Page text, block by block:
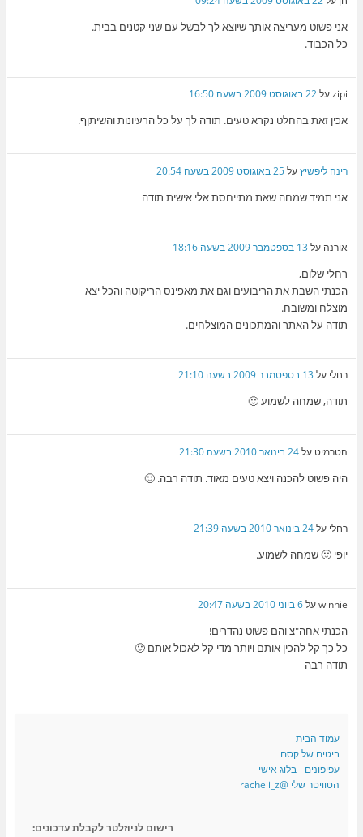
אני פשוט מעריצה אותך שיוצא לך לבשל עם שני קטנים בבית.
כל הכבוד.
zipiעל22 באוגוסט 2009 בשעה 16:50
אכין זאת בהחלט נקרא טעים. תודה לך על כל הרעיונות והשיתןף.
רינה ליפשיץעל25 באוגוסט 2009 בשעה 20:54
אני תמיד שמחה שאת מתייחסת אלי אישית תודה
אורנה על 13 בספטמבר 2009 בשעה 18:16
רחלי שלום,
הכנתי השבת את הריבועים וגם את מאפינס הריקוטה והכל יצא
מוצלח ומשובח.
תודה על האתר והמתכונים המוצלחים.
רחלי על 13 בספטמבר 2009 בשעה 21:10
תודה, שמחה לשמוע 🙂
הטרמיט על24 בינואר 2010 בשעה 21:30
היה פשוט להכנה ויצא טעים מאוד. תודה רבה. 🙂
רחלי על24 בינואר 2010 בשעה 21:39
יופי 🙂 שמחה לשמוע.
winnieעל6 ביוני 2010 בשעה 20:47
הכנתי אחה"צ והם פשוט נהדרים!
כל כך קל להכין אותם ויותר מדי קל לאכול אותם 🙂
תודה רבה
עמוד הבית
ביטים של קסם
עפיפונים - בלוג אישי
הטוויטר שלי @racheli_z
רישום לניוזלטר לקבלת עדכונים: